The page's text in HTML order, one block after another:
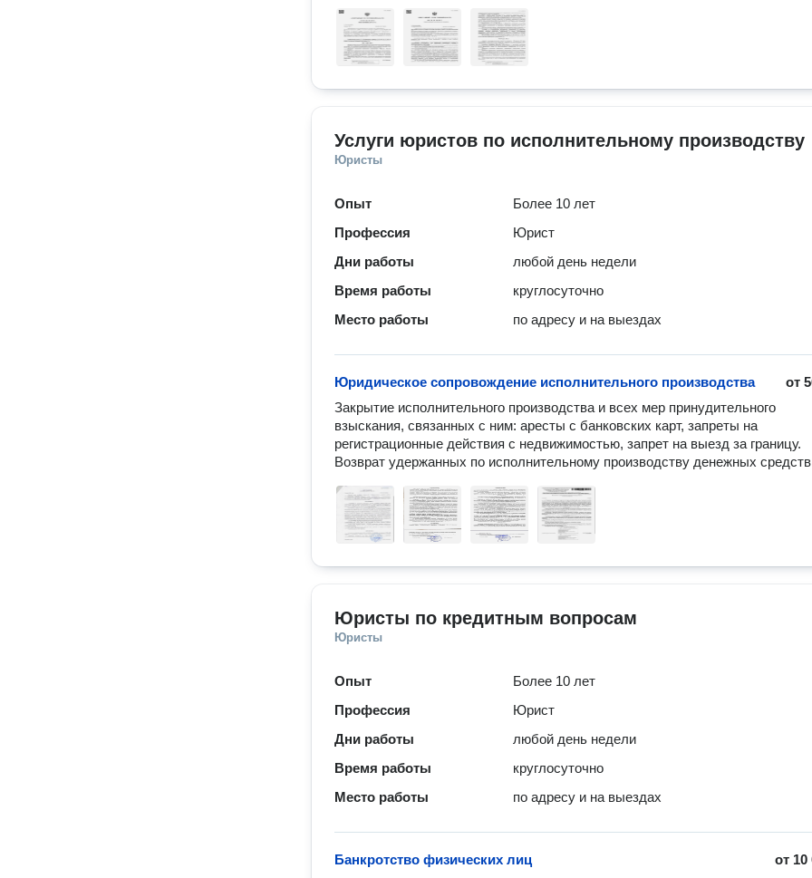
Услуги юристов по исполнительному производству
Юристы
Опыт
Более 10 лет
Профессия
Юрист
Дни работы
любой день недели
Время работы
круглосуточно
Место работы
по адресу и на выездах
от
Юридическое сопровождение исполнительного производства
Закрытие исполнительного производства и всех мер принудительного
взыскания, связанных с ним: аресты с банковских карт, запреты на
регистрационные действия с недвижимостью, запрет на выезд за границу.
Возврат удержанных по исполнительному производству денежных
Юристы по кредитным вопросам
Юристы
Опыт
Более 10 лет
Профессия
Юрист
Дни работы
любой день недели
Время работы
круглосуточно
Место работы
по адресу и на выездах
от 10
Банкротство физических лиц